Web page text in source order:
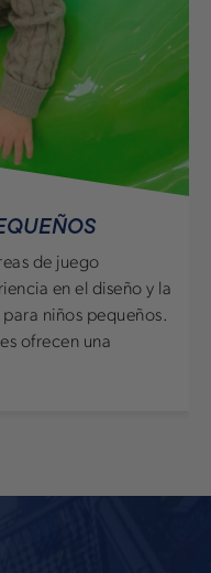
de juego
en el diseño y la
niños pequeños.
ofrecen una